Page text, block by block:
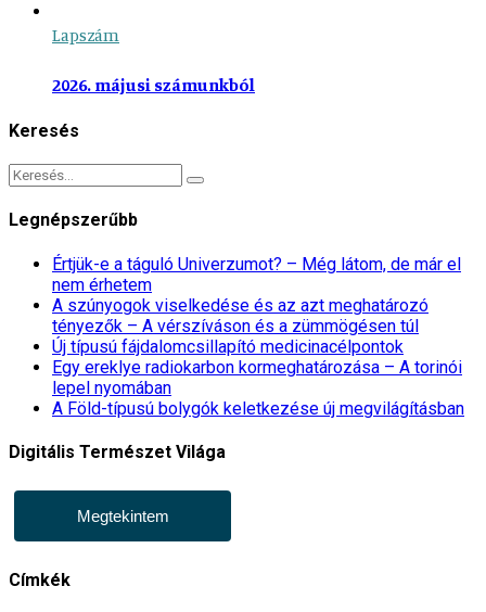
Lapszám
2026. májusi számunkból
Keresés
Legnépszerűbb
Értjük-e a táguló Univerzumot? – Még látom, de már el
nem érhetem
A szúnyogok viselkedése és az azt meghatározó
tényezők – A vérszíváson és a zümmögésen túl
Új típusú fájdalomcsillapító medicinacélpontok
Egy ereklye radiokarbon kormeghatározása – A torinói
lepel nyomában
A Föld-típusú bolygók keletkezése új megvilágításban
Digitális Természet Világa
Megtekintem
Címkék